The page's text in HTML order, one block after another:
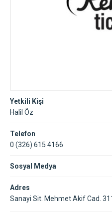
Yetkili Kişi
Halil Öz
Telefon
0 (326) 615 4166
Sosyal Medya
Adres
Sanayi Sit. Mehmet Akif Cad.